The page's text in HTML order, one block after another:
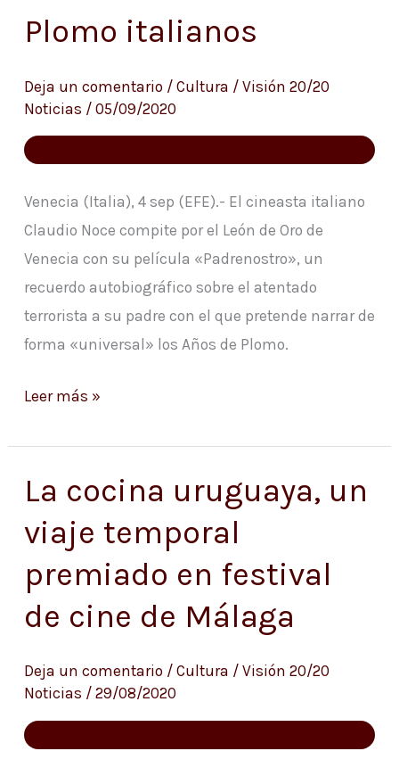
Plomo italianos
Deja un comentario / Cultura / Visión 20/20
Noticias / 05/09/2020
Venecia (Italia), 4 sep (EFE).- El cineasta italiano
Claudio Noce compite por el León de Oro de
Venecia con su película «Padrenostro», un
recuerdo autobiográfico sobre el atentado
terrorista a su padre con el que pretende narrar de
forma «universal» los Años de Plomo.
los
italianos
Leer más »
La cocina uruguaya, un
viaje temporal
premiado en festival
de cine de Málaga
Deja un comentario / Cultura / Visión 20/20
Noticias / 29/08/2020
La
uruguaya,
un
viaje
temporal
en
de